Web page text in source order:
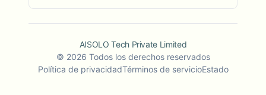
AISOLO Tech Private Limited
© 2026 Todos los derechos reservados
Política de privacidadTérminos de servicioEstado